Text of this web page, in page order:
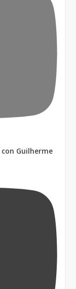
Guilherme